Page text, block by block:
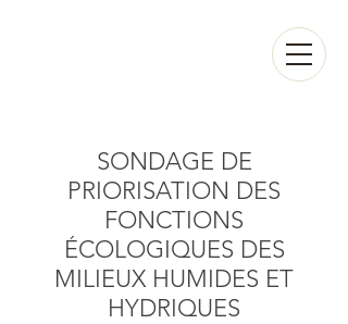
SONDAGE DE
PRIORISATION DES
FONCTIONS
ÉCOLOGIQUES DES
MILIEUX HUMIDES ET
HYDRIQUES